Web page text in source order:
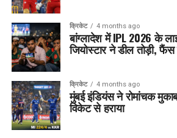
क्रिकेट 4 months ago
बांग्लादेश में IPL 2026 के
जियोस्टार ने डील तोड़ी,
क्रिकेट 4 months ago
मुंबई इंडियंस ने रोमांचक
विकेट से हराया